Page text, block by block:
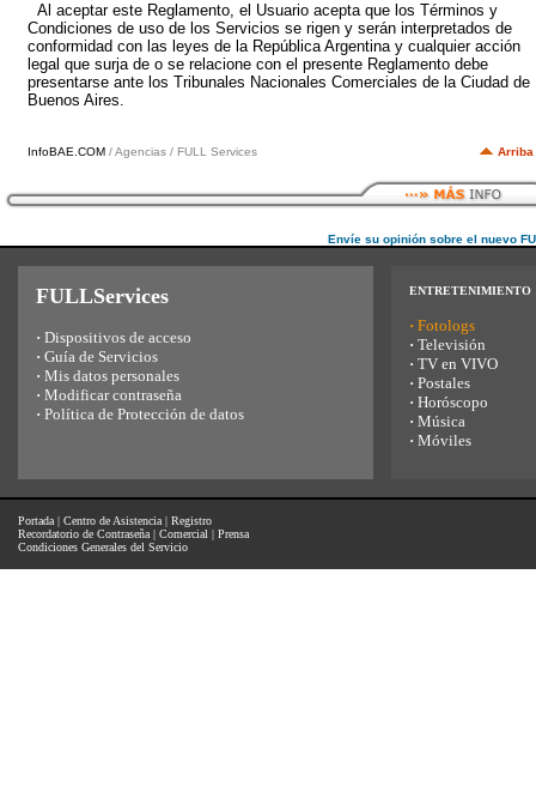
Al aceptar este Reglamento, el Usuario acepta que los Términos y
Condiciones de uso de los Servicios se rigen y serán interpretados de
conformidad con las leyes de la República Argentina y cualquier acción
legal que surja de o se relacione con el presente Reglamento debe
presentarse ante los Tribunales Nacionales Comerciales de la Ciudad de
Buenos Aires.
InfoBAE.COM / Agencias / FULL Services Arriba
Envíe su opinión sobre el nuevo
FULLServices
· Dispositivos de acceso
· Guía de Servicios
· Mis datos personales
· Modificar contraseña
· Política de Protección de datos
ENTRETENIMIENTO
· Fotologs
· Televisión
· TV en VIVO
· Postales
· Horóscopo
· Música
· Móviles
Portada | Centro de Asistencia | Registro
Recordatorio de Contraseña | Comercial | Prensa
Condiciones Generales del Servicio